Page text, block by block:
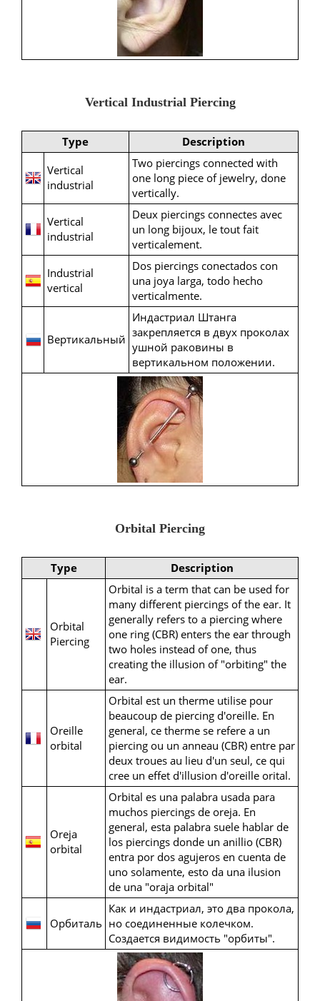
Vertical Industrial Piercing
Type
Description
Vertical
industrial
Two piercings connected with
one long piece of jewelry, done
vertically.
Vertical
industrial
Deux piercings connectes avec
un long bijoux, le tout fait
verticalement.
Industrial
vertical
Dos piercings conectados con
una joya larga, todo hecho
verticalmente.
Вертикальный
Индастриал Штанга
закрепляется в двух проколах
ушной раковины в
вертикальном положении.
Orbital Piercing
Type Description
Orbital
Piercing
Orbital is a term that can be used for
many different piercings of the ear. It
generally refers to a piercing where
one ring (CBR) enters the ear through
two holes instead of one, thus
creating the illusion of "orbiting" the
ear.
Oreille
orbital
Orbital est un therme utilise pour
beaucoup de piercing d'oreille. En
general, ce therme se refere a un
piercing ou un anneau (CBR) entre par
deux troues au lieu d'un seul, ce qui
cree un effet d'illusion d'oreille orital.
Oreja
orbital
Orbital es una palabra usada para
muchos piercings de oreja. En
general, esta palabra suele hablar de
los piercings donde un anillio (CBR)
entra por dos agujeros en cuenta de
uno solamente, esto da una ilusion
de una "oraja orbital"
Орбиталь
Как и индастриал, это два прокола,
но соединенные колечком.
Создается видимость "орбиты".